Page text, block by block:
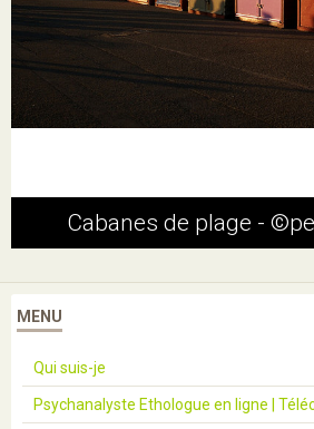
Cabanes de plage -
MENU
Qui suis-je
Psychanalyste Ethologue en ligne |